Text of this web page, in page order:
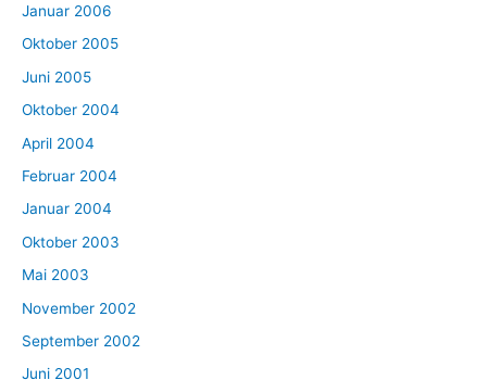
Januar 2006
Oktober 2005
Juni 2005
Oktober 2004
April 2004
Februar 2004
Januar 2004
Oktober 2003
Mai 2003
November 2002
September 2002
Juni 2001